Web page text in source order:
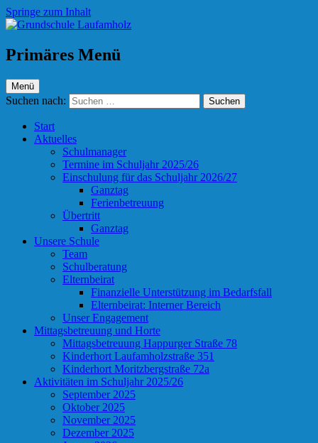
Springe zum Inhalt
Grundschule Laufamholz
Primäres Menü
Menü
Suchen nach:
Start
Aktuelles
Schulmanager
Termine im Schuljahr 2025/26
Einschulung für das Schuljahr 2026/27
Ganztag
Ferienbetreuung
Übertritt
Ganztag
Unsere Schule
Team
Schulberatung
Elternbeirat
Finanzielle Unterstützung im Bedarfsfall
Elternbeirat: Interner Bereich
Unser Engagement
Mittagsbetreuung und Horte
Mittagsbetreuung Happurger Straße 78
Kinderhort Laufamholzstraße 351
Kinderhort Moritzbergstraße 72a
Aktivitäten im Schuljahr 2025/26
September 2025
Oktober 2025
November 2025
Dezember 2025